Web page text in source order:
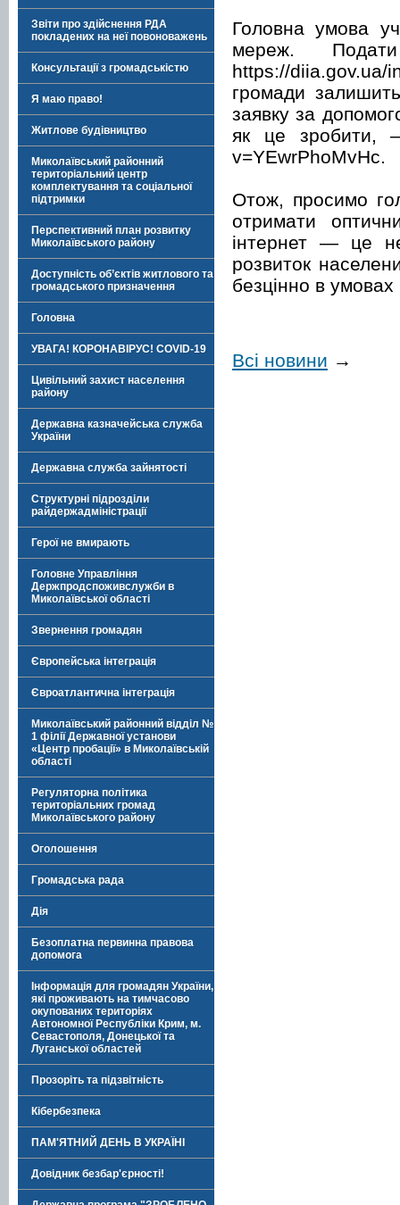
Звіти про здійснення РДА
покладених на неї повоноважень
Консультації з громадськістю
Я маю право!
Житлове будівництво
Миколаївський районний
територіальний центр
комплектування та соціальної
підтримки
Перспективний план розвитку
Миколаївського району
Доступність об’єктів житлового та
громадського призначення
Головна
УВАГА! КОРОНАВІРУС! COVID-19
Цивільний захист населення
району
Державна казначейська служба
України
Державна служба зайнятості
Структурні підрозділи
райдержадміністрації
Герої не вмирають
Головне Управління
Держпродспоживслужби в
Миколаївської області
Звернення громадян
Європейська інтеграція
Євроатлантична інтеграція
Миколаївський районний відділ №
1 філії Державної установи
«Центр пробації» в Миколаївській
області
Регуляторна політика
територіальних громад
Миколаївського району
Оголошення
Громадська рада
Дія
Безоплатна первинна правова
допомога
Інформація для громадян України,
які проживають на тимчасово
окупованих територіях
Автономної Республіки Крим, м.
Севастополя, Донецької та
Луганської областей
Прозоріть та підзвітність
Кібербезпека
ПАМ'ЯТНИЙ ДЕНЬ В УКРАЇНІ
Довідник безбар'єрності!
Головна умова
мереж.
https://diia.gov.ua/
громади
заявку за
як це зробити,
v=YEwrPhoMvHc.
Отож, просимо
отримати
інтернет — це
розвиток
безцінно в
Всі новини →